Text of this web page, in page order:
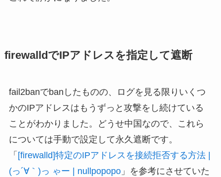
firewalldでIPアドレスを指定して遮断
fail2banでbanしたものの、ログを見る限りいくつ
かのIPアドレスはもうずっと攻撃をし続けている
ことがわかりました。どうせ中国なので、これら
については手動で設定して永久遮断です。
「 [firewalld]特定のIPアドレスを接続拒否する方法 |
(っ´∀｀)っ ゃー | nullpopopo」を参考にさせていた